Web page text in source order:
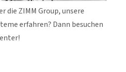
die ZIMM Group, unsere
erfahren? Dann besuchen